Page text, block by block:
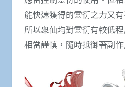
能快速獲得的靈衍之力又
所以衆仙均對靈衍有較低
相當謹慎，隨時抵御著副作